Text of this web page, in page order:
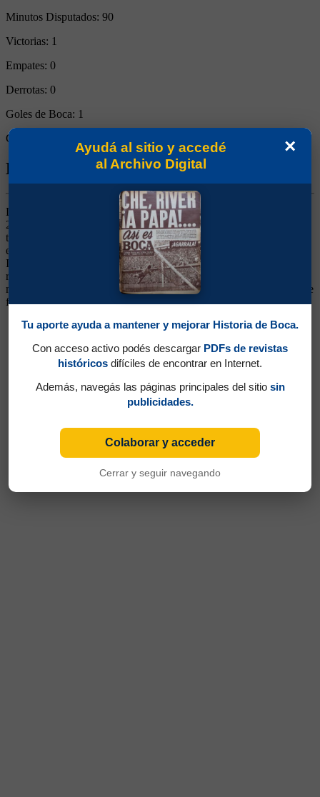
Minutos Disputados: 90
Victorias: 1
Empates: 0
Derrotas: 0
Goles de Boca: 1
Goles rivales:
Biografía de Gino Peruzzi
Lateral Derecho. Ganó 4 títulos (Campeonatos 2015, 2016/17 y
2017/18 y Copa Argentina 2015). Formado en Vélez, llegó a Boca
tras una temporada y media en Catania de Italia. Pudo afirmarse en
el lateral derecho, una posición en Boca que desde que se retiró
Ibarra siempre hubo problemas- Posteriormente fue bajando su
rendimiento y siguió su carrera en Nacional de Uruguay. Regresó a
mediados de 2018, sin mucho lugar en el plantel. Al año siguiente se
fue a San Lorenzo
×
Ayudá al sitio y accedé
al Archivo Digital
Tu aporte ayuda a mantener y mejorar Historia de Boca.
Con acceso activo podés descargar PDFs de revistas
históricos difíciles de encontrar en Internet.
Además, navegás las páginas principales del sitio sin
publicidades.
Colaborar y acceder
Cerrar y seguir navegando